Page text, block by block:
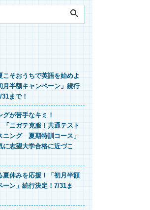
こそおうちで英語を始めよ
月半額キャンペーン」続行
まで！
グが苦手なキミ！
「ニガテ克服！共通テスト
ニング 夏期特訓コース」
に志望大学合格に近づこ
夏休みを応援！「初月半額
ーン」続行決定！7/31ま